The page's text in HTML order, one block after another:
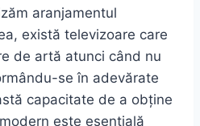
aranjamentul
există televizoare care
de artă atunci când nu
se în adevărate
capacitate de a obține
este esențială